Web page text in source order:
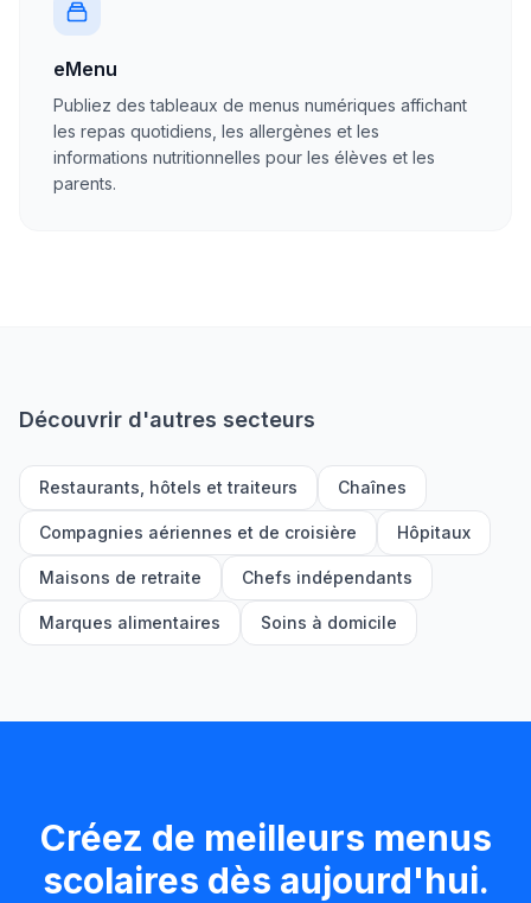
eMenu
Publiez des tableaux de menus numériques affichant
les repas quotidiens, les allergènes et les
informations nutritionnelles pour les élèves et les
parents.
Découvrir d'autres secteurs
Restaurants, hôtels et traiteurs Chaînes
Compagnies aériennes et de croisière Hôpitaux
Maisons de retraite Chefs indépendants
Marques alimentaires Soins à domicile
Créez de meilleurs menus
scolaires dès aujourd'hui.